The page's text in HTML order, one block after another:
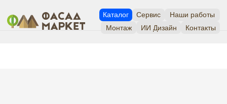
Сервис Наши работы
Монтаж ИИ Дизайн Контакты